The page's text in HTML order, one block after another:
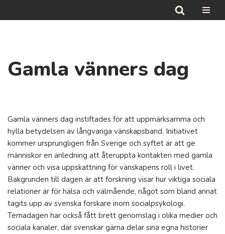
Gamla vänners dag
Gamla vänners dag instiftades för att uppmärksamma och
hylla betydelsen av långvariga vänskapsband. Initiativet
kommer ursprungligen från Sverige och syftet är att ge
människor en anledning att återuppta kontakten med gamla
vänner och visa uppskattning för vänskapens roll i livet.
Bakgrunden till dagen är att forskning visar hur viktiga sociala
relationer är för hälsa och välmående, något som bland annat
tagits upp av svenska forskare inom socialpsykologi.
Temadagen har också fått brett genomslag i olika medier och
sociala kanaler, där svenskar gärna delar sina egna historier